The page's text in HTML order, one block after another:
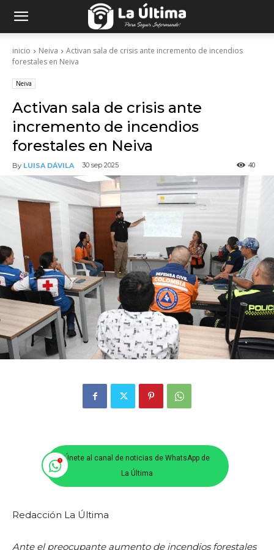
inicio Neiva
Activan sala de crisis ante incremento de incendios
forestales en Neiva
Neiva
Activan sala de crisis ante
incremento de incendios
forestales en Neiva
By LUISA DÁVILA 30 sep 2025 40
Únete al canal de noticias de WhatsApp de
La Última
Redacción La Última
Ante el preocupante aumento de incendios forestales